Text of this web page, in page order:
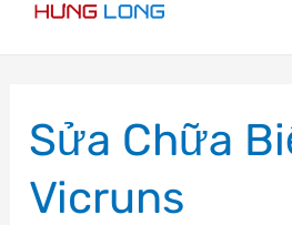
Sửa Chữa
Vicruns